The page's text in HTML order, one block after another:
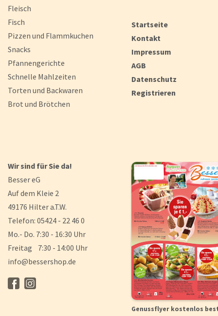
Fleisch
Fisch
Pizzen und Flammkuchen
Snacks
Pfannengerichte
Schnelle Mahlzeiten
Torten und Backwaren
Brot und Brötchen
Startseite
Kontakt
Impressum
AGB
Datenschutz
Registrieren
Wir sind für Sie da!
Besser eG
Auf dem Kleie 2
49176 Hilter a.T.W.
Telefon: 05424 - 22 46 0
Mo.- Do. 7:30 - 16:30 Uhr
Freitag 7:30 - 14:00 Uhr
info@bessershop.de
Genussflyer kostenlos